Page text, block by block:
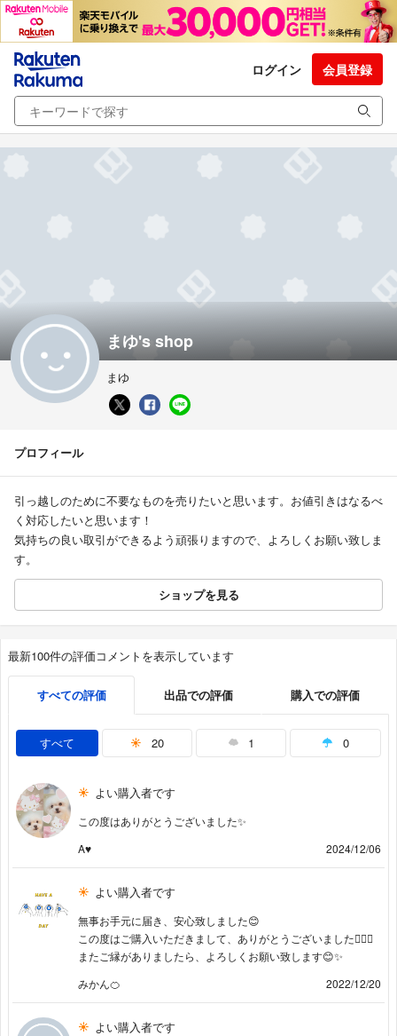
ログイン 会員登録
まゆ's shop
まゆ
プロフィール
引っ越しのために不要なものを売りたいと思います。お値引きはなるべ
く対応したいと思います！
気持ちの良い取引ができるよう頑張りますので、よろしくお願い致しま
す。
ショップを見る
最新100件の評価コメントを表示しています
すべての評価 出品での評価 購入での評価
すべて 20 1 0
よい購入者です
この度はありがとうございました✨
A♥︎
2024/12/06
よい購入者です
無事お手元に届き、安心致しました😊
この度はご購入いただきまして、ありがとうございました🙇‍♂️✨
またご縁がありましたら、よろしくお願い致します😊✨
みかん🍊
2022/12/20
よい購入者です